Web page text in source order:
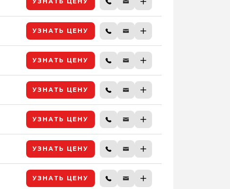
УЗНАТЬ ЦЕНУ
УЗНАТЬ ЦЕНУ
УЗНАТЬ ЦЕНУ
УЗНАТЬ ЦЕНУ
УЗНАТЬ ЦЕНУ
УЗНАТЬ ЦЕНУ